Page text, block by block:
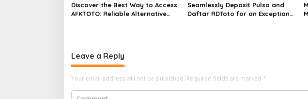
Discover the Best Way to Access
AFKTOTO: Reliable Alternative
Seamlessly Deposit Pulsa and
Daftar RDToto for an Exceptional
Leave a Reply
Your email address will not be published. Required fields are marked *